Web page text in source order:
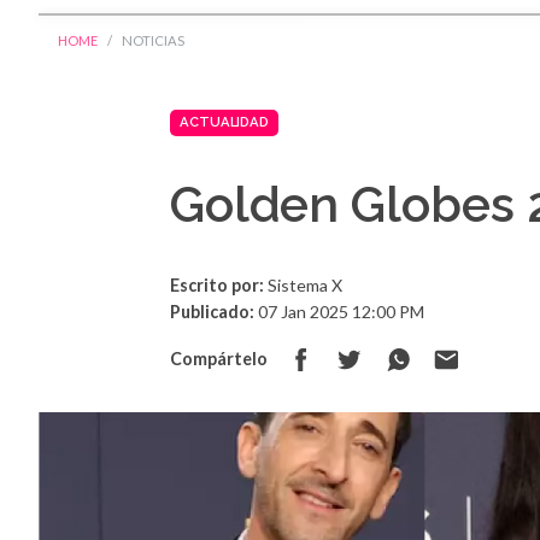
HOME NOTICIAS
ACTUALIDAD
Golden Globes
Escrito por: Sistema X
Publicado: 07 Jan 2025 12:00 PM
Compártelo